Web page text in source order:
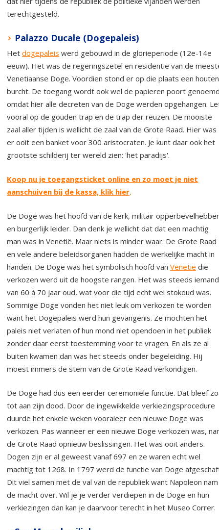
terechtgesteld.
Palazzo Ducale (Dogepaleis)
Het dogepaleis werd gebouwd in de glorieperiode (12e-14e
eeuw). Het was de regeringszetel en residentie van de
Venetiaanse Doge. Voordien stond er op die plaats een houten
burcht. De toegang wordt ook wel de papieren poort
omdat hier alle decreten van de Doge werden opgehangen.
vooral op de gouden trap en de trap der reuzen. De mooiste
zaal aller tijden is wellicht de zaal van de Grote Raad. Hier was
er ooit een banket voor 300 aristocraten. Je kunt daar ook het
grootste schilderij ter wereld zien: 'het paradijs'.
Koop nu je toegangsticket online en zo moet je niet
aanschuiven bij de kassa, klik hier.
De Doge was het hoofd van de kerk, militair opperbevelhebber
en burgerlijk leider. Dan denk je wellicht dat dat een machtig
man was in Venetië. Maar niets is minder waar. De Grote Raad
en vele andere beleidsorganen hadden de werkelijke macht in
handen. De Doge was het symbolisch hoofd van Venetië die
verkozen werd uit de hoogste rangen. Het was steeds iemand
van 60 à 70 jaar oud, wat voor die tijd echt wel stokoud was.
Sommige Doge vonden het niet leuk om verkozen te worden
want het Dogepaleis werd hun gevangenis. Ze mochten het
paleis niet verlaten of hun mond niet opendoen in het publiek
zonder daar eerst toestemming voor te vragen. En als ze al
buiten kwamen dan was het steeds onder begeleiding. Hij
moest immers de stem van de Grote Raad verkondigen.
De Doge had dus een eerder ceremoniële functie. Dat bleef zo
tot aan zijn dood. Door de ingewikkelde verkiezingsprocedure
duurde het enkele weken vooraleer een nieuwe Doge was
verkozen. Pas wanneer er een nieuwe Doge verkozen was,
de Grote Raad opnieuw beslissingen. Het was ooit anders.
Dogen zijn er al geweest vanaf 697 en ze waren echt wel
machtig tot 1268. In 1797 werd de functie van Doge
Dit viel samen met de val van de republiek want Napoleon nam
de macht over. Wil je je verder verdiepen in de Doge en hun
verkiezingen dan kan je daarvoor terecht in het Museo Correr.